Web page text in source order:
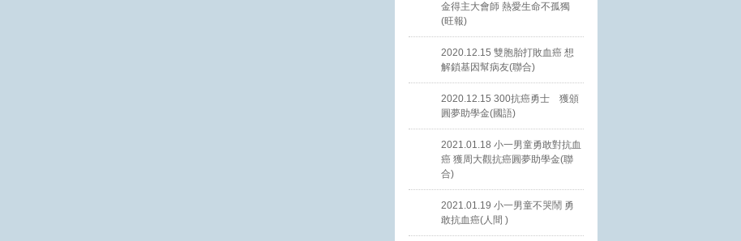
金得主大會師 熱愛生命不孤獨
(旺報)
2020.12.15 雙胞胎打敗血癌 想
解鎖基因幫病友(聯合)
2020.12.15 300抗癌勇士 獲頒
圓夢助學金(國語)
2021.01.18 小一男童勇敢對抗血
癌 獲周大觀抗癌圓夢助學金(聯
合)
2021.01.19 小一男童不哭鬧 勇
敢抗血癌(人間 )